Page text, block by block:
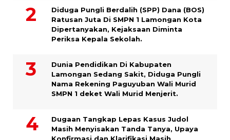
Diduga Pungli Berdalih (SPP) Dana (BOS)
Ratusan Juta Di SMPN 1 Lamongan Kota
Dipertanyakan, Kejaksaan Diminta
Periksa Kepala Sekolah.
Dunia Pendidikan Di Kabupaten
Lamongan Sedang Sakit, Diduga Pungli
Nama Rekening Paguyuban Wali Murid
SMPN 1 deket Wali Murid Menjerit.
Dugaan Tangkap Lepas Kasus Judol
Masih Menyisakan Tanda Tanya, Upaya